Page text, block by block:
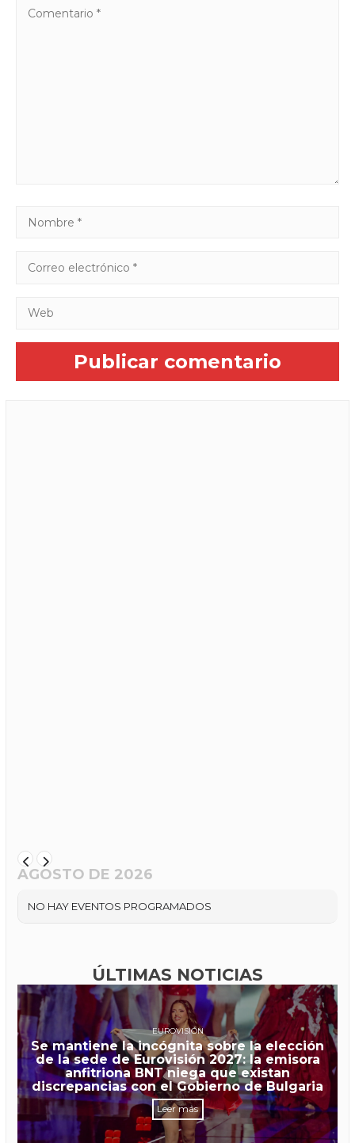
AGOSTO DE 2026
NO HAY EVENTOS PROGRAMADOS
ÚLTIMAS NOTICIAS
EUROVISIÓN
Se mantiene la incógnita sobre la elección
de la sede de Eurovisión 2027: la emisora
anfitriona BNT niega que existan
discrepancias con el Gobierno de Bulgaria
Leer más